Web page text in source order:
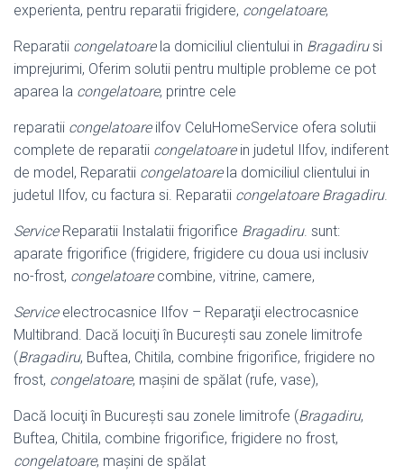
experienta, pentru reparatii frigidere, congelatoare,
Reparatii congelatoarela domiciliul clientului in Bragadirusi
imprejurimi, Oferim solutii pentru multiple probleme ce pot
aparea la congelatoare, printre cele
reparatii congelatoareilfov CeluHomeService ofera solutii
complete de reparatii congelatoarein judetul Ilfov, indiferent
de model, Reparatii congelatoarela domiciliul clientului in
judetul Ilfov, cu factura si. Reparatii congelatoare Bragadiru.
ServiceReparatii Instalatii frigorifice Bragadiru. sunt:
aparate frigorifice (frigidere, frigidere cu doua usi inclusiv
no-frost, congelatoarecombine, vitrine, camere,
Serviceelectrocasnice Ilfov – Reparaţii electrocasnice
Multibrand. Dacă locuiţi în Bucureşti sau zonele limitrofe
(Bragadiru, Buftea, Chitila, combine frigorifice, frigidere no
frost, congelatoare, maşini de spălat (rufe, vase),
Dacă locuiţi în Bucureşti sau zonele limitrofe (Bragadiru,
Buftea, Chitila, combine frigorifice, frigidere no frost,
congelatoare, maşini de spălat